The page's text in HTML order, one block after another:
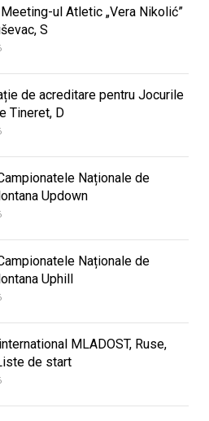
ul Atletic „Vera Nikolić”
S
de acreditare pentru Jocurile
Tineret, D
Naționale de
Updown
Naționale de
Uphill
MLADOST, Ruse,
de start